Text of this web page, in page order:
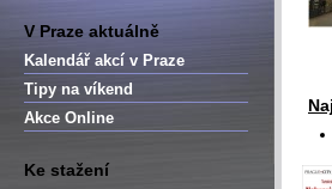
V Praze aktuálně
Kalendář akcí v Praze
Tipy na víkend
Akce Online
Ke stažení